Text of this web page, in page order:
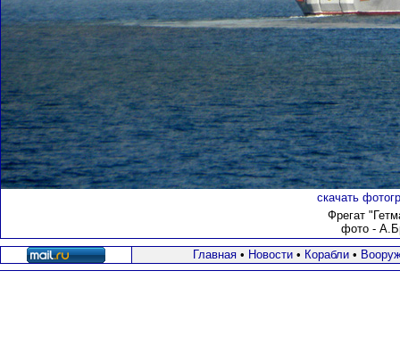
скачать
Фрегат
фото -
Главная• Новости• Корабли•